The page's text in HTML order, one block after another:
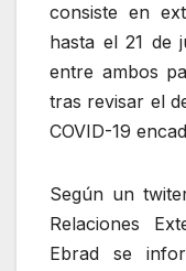
consiste en
hasta el 21 de
entre ambos
tras revisar el
COVID-19
Según un
Relaciones
Ebrad se